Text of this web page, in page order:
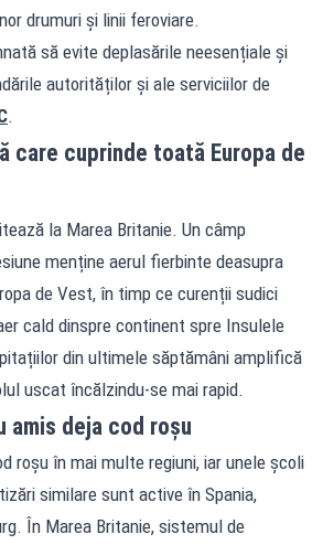
drumuri și linii feroviare.
să evite deplasările neesențiale și
autorităților și ale serviciilor de
.
care cuprinde toată Europa de
la Marea Britanie. Un câmp
menține aerul fierbinte deasupra
de Vest, în timp ce curenții sudici
cald dinspre continent spre Insulele
din ultimele săptămâni amplifică
uscat încălzindu-se mai rapid.
amis deja cod roșu
roșu în mai multe regiuni, iar unele școli
similare sunt active în Spania,
În Marea Britanie, sistemul de